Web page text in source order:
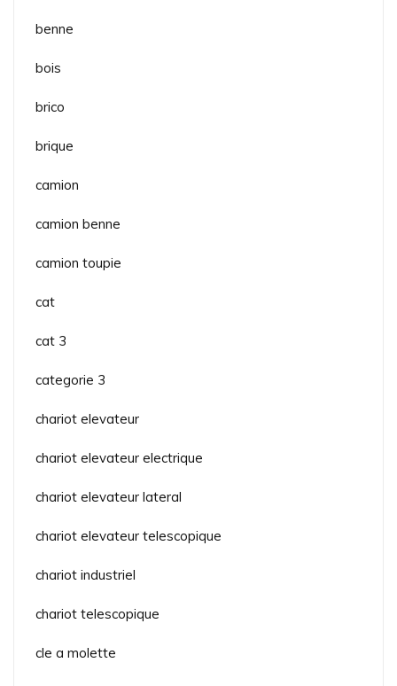
benne
bois
brico
brique
camion
camion benne
camion toupie
cat
cat 3
categorie 3
chariot elevateur
chariot elevateur electrique
chariot elevateur lateral
chariot elevateur telescopique
chariot industriel
chariot telescopique
cle a molette